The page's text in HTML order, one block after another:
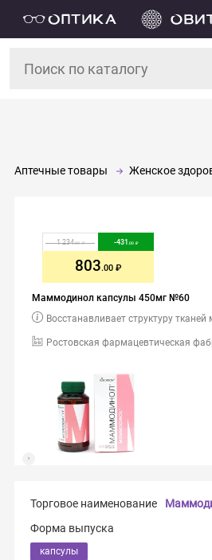
Аптечные товары Женское
Маммодинол капсулы 450мг №60
Ростовская фармацевтическая
Восстанавливает структуру
1 234.00 -431 .00
803.00
Торговое наименование
Форма выпуска
капсулы